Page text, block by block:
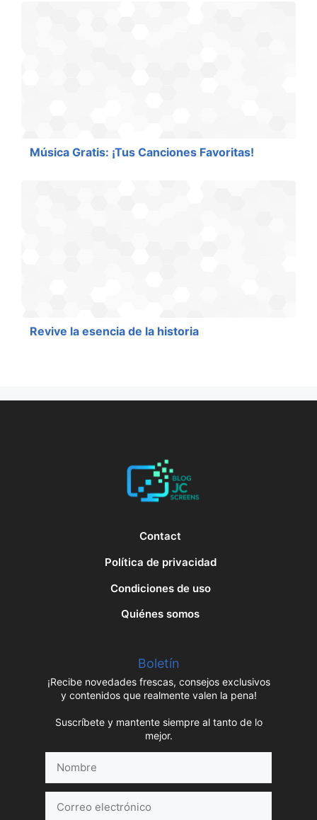
Música Gratis: ¡Tus Canciones Favoritas!
Revive la esencia de la historia
Contact
Política de privacidad
Condiciones de uso
Quiénes somos
Boletín
¡Recibe novedades frescas, consejos exclusivos
y contenidos que realmente valen la pena!
Suscríbete y mantente siempre al tanto de lo
mejor.
electrónico